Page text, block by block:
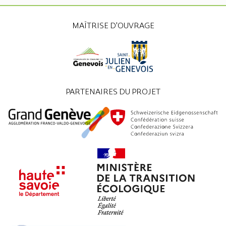
MAÎTRISE D'OUVRAGE
PARTENAIRES DU PROJET